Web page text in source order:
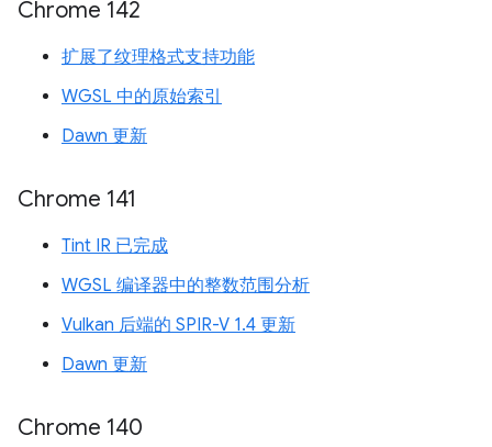
Chrome 142
扩展了纹理格式支持功能
WGSL 中的原始索引
Dawn 更新
Chrome 141
Tint IR 已完成
WGSL 编译器中的整数范围分析
Vulkan 后端的 SPIR-V 1.4 更新
Dawn 更新
Chrome 140